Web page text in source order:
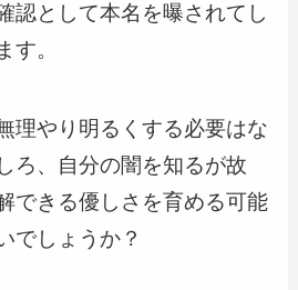
認として本名を曝されてし
す。
理やり明るくする必要はな
ろ、自分の闇を知るが故
できる優しさを育める可能
でしょうか？